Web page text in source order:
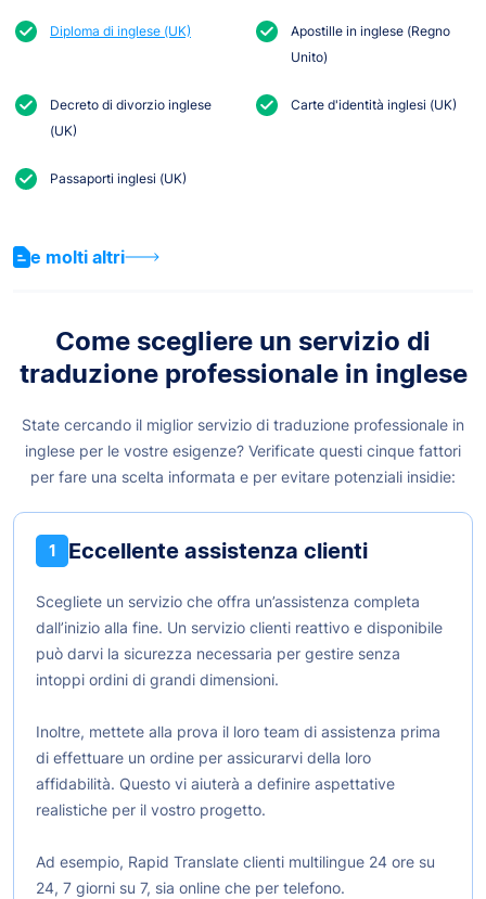
Diploma di inglese (UK)
Apostille in inglese (Regno
Unito)
Decreto di divorzio inglese
(UK)
Carte d'identità inglesi (UK)
Passaporti inglesi (UK)
e molti altri
Come scegliere un servizio di
traduzione professionale in inglese
State cercando il miglior servizio di traduzione professionale in
inglese per le vostre esigenze? Verificate questi cinque fattori
per fare una scelta informata e per evitare potenziali insidie:
1 Eccellente assistenza clienti
Scegliete un servizio che offra un’assistenza completa
dall’inizio alla fine. Un servizio clienti reattivo e disponibile
può darvi la sicurezza necessaria per gestire senza
intoppi ordini di grandi dimensioni.
Inoltre, mettete alla prova il loro team di assistenza prima
di effettuare un ordine per assicurarvi della loro
affidabilità. Questo vi aiuterà a definire aspettative
realistiche per il vostro progetto.
Ad esempio, Rapid Translate clienti multilingue 24 ore su
24, 7 giorni su 7, sia online che per telefono.